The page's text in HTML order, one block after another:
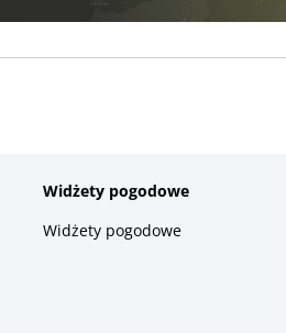
Widżety pogodowe
Widżety pogodowe